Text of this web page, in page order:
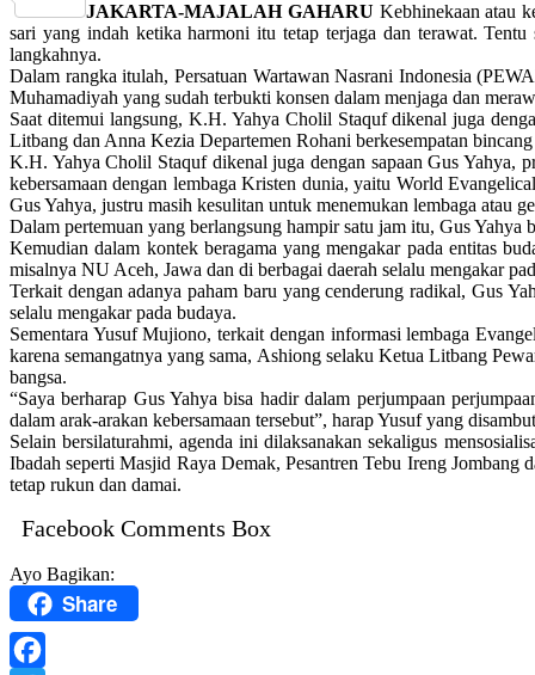
JAKARTA-MAJALAH GAHARU Kebhinekaan atau
sari yang indah ketika harmoni itu tetap terjaga dan terawat.
langkahnya.
Dalam rangka itulah, Persatuan Wartawan Nasrani Indonesia
Muhamadiyah yang sudah terbukti konsen dalam menjaga dan
Saat ditemui langsung, K.H. Yahya Cholil Staquf dikenal juga
Litbang dan Anna Kezia Departemen Rohani berkesempatan
K.H. Yahya Cholil Staquf dikenal juga dengan sapaan Gus Yahya,
kebersamaan dengan lembaga Kristen dunia, yaitu World
Gus Yahya, justru masih kesulitan untuk menemukan lembaga atau
Dalam pertemuan yang berlangsung hampir satu jam itu, Gus
Kemudian dalam kontek beragama yang mengakar pada entitas
misalnya NU Aceh, Jawa dan di berbagai daerah selalu mengakar
Terkait dengan adanya paham baru yang cenderung radikal, Gus
selalu mengakar pada budaya.
Sementara Yusuf Mujiono, terkait dengan informasi lembaga
karena semangatnya yang sama, Ashiong selaku Ketua Litbang
bangsa.
“Saya berharap Gus Yahya bisa hadir dalam perjumpaan
dalam arak-arakan kebersamaan tersebut”, harap Yusuf yang
Selain bersilaturahmi, agenda ini dilaksanakan sekaligus
Ibadah seperti Masjid Raya Demak, Pesantren Tebu Ireng
tetap rukun dan damai.
Facebook Comments Box
Ayo Bagikan:
Share